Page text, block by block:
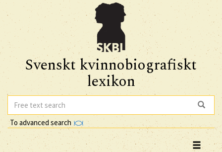
Svenskt kvinnobiografiskt
lexikon
To advanced search